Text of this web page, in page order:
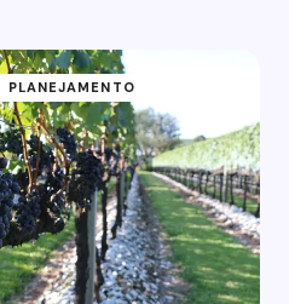
PLANEJAMENTO